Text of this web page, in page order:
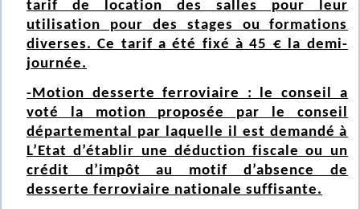
tarif de location des salles pour leur
utilisation pour des stages ou formations
diverses. Ce tarif a été fixé à 45 € la demi-
journée.
-Motion desserte ferroviaire : le conseil a
voté la motion proposée par le conseil
départemental par laquelle il est demandé à
L’Etat d’établir une déduction fiscale ou un
crédit d’impôt au motif d’absence de
desserte ferroviaire nationale suffisante.